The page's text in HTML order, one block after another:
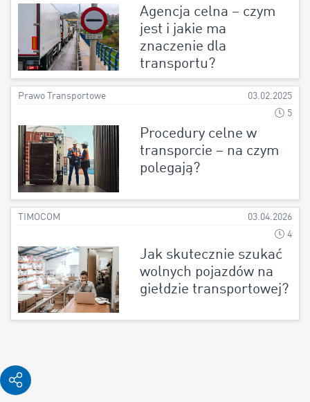
Agencja celna – czym
jest i jakie ma
znaczenie dla
transportu?
Prawo Transportowe
03.02.2025
5
Procedury celne w
transporcie – na czym
polegają?
TIMOCOM
03.04.2026
4
Jak skutecznie szukać
wolnych pojazdów na
giełdzie transportowej?